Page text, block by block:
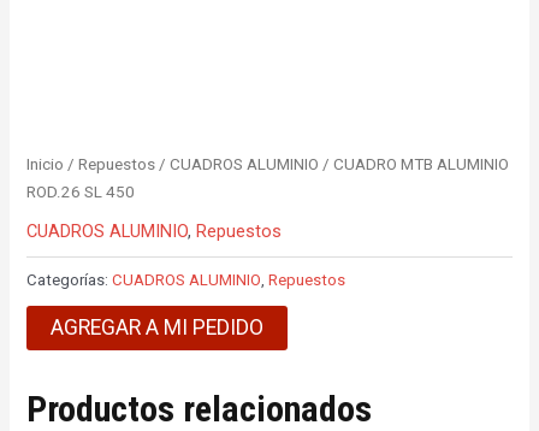
Inicio /Repuestos /CUADROS ALUMINIO / CUADRO MTB ALUMINIO
ROD.26 SL 450
CUADROS ALUMINIO,Repuestos
Categorías:CUADROS ALUMINIO ,Repuestos
AGREGAR A MI PEDIDO
Productos relacionados